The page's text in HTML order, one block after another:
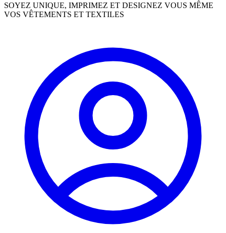
SOYEZ UNIQUE, IMPRIMEZ ET DESIGNEZ VOUS MÊME
VOS VÊTEMENTS ET TEXTILES